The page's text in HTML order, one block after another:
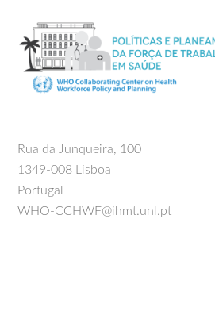
Rua da Junqueira, 100
1349-008 Lisboa
Portugal
WHO-CCHWF@ihmt.unl.pt